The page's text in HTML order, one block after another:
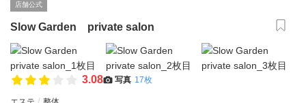
店舗公式
Slow Garden private salon
3.08 写真 17枚